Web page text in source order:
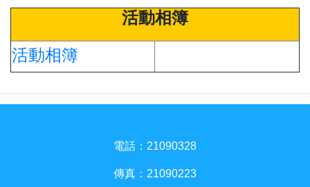
活動相簿
活動相簿
電話：21090328
傳真：21090223